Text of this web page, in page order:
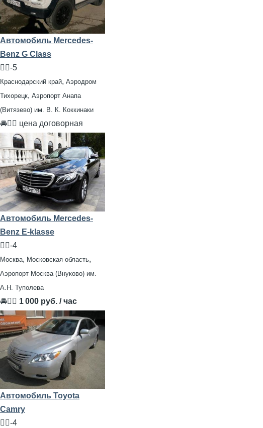
Автомобиль Mercedes-
Benz G Class
🧍‍♂️-5
Краснодарский край, Аэродром
Тихорецк, Аэропорт Анапа
(Витязево) им. В. К. Коккинаки
🚘👨‍✈ цена договорная
Автомобиль Mercedes-
Benz E-klasse
🧍‍♂️-4
Москва, Московская область,
Аэропорт Москва (Внуково) им.
А.Н. Туполева
🚘👨‍✈ 1 000 руб. / час
Автомобиль Toyota
Camry
🧍‍♂️-4